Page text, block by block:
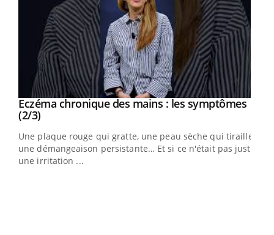
Youtube
Eczéma chronique des mains : les symptômes
(2/3)Youtube
Une plaque rouge qui gratte, une peau sèche qui tiraille,
une démangeaison persistante… Et si ce n'était pas juste
une irritation ...